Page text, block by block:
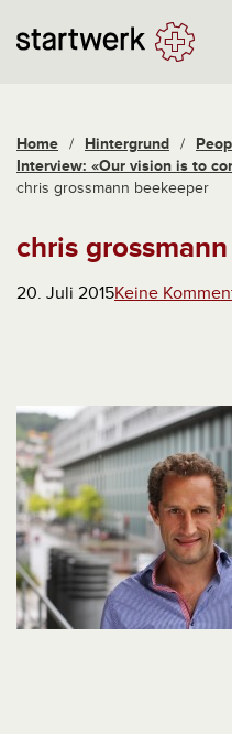
Home / Hintergrund /
Interview: «Our vision is to
chris grossmann beekeeper
chris
20. Juli 2015Keine